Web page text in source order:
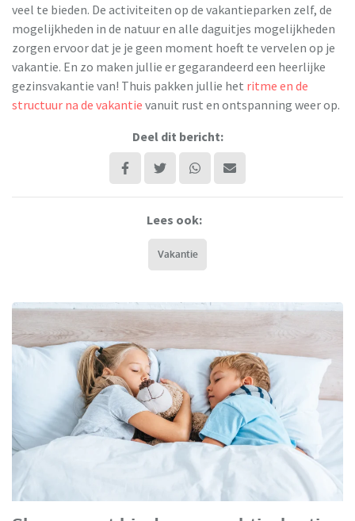
veel te bieden. De activiteiten op de vakantieparken zelf, de
mogelijkheden in de natuur en alle daguitjes mogelijkheden
zorgen ervoor dat je je geen moment hoeft te vervelen op je
vakantie. En zo maken jullie er gegarandeerd een heerlijke
gezinsvakantie van! Thuis pakken jullie het ritme en de
structuur na de vakantie vanuit rust en ontspanning weer op.
Deel dit bericht:
Lees ook:
Vakantie
HBeds